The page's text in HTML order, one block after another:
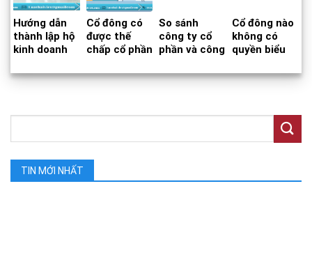
Hướng dẫn
thành lập hộ
kinh doanh
Cổ đông có
được thế
chấp cổ phần
không?
So sánh
công ty cổ
phần và công
Cổ đông nào
không có
quyền biểu
TIN MỚI NHẤT